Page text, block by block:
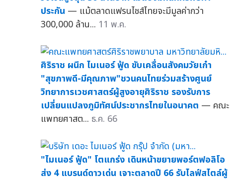
ประกัน — แม้ตลาดแฟรนไชส์ไทยจะมีมูลค่ากว่า
300,000 ล้าน... 11 พ.ค.
ศิริราช ผนึก ไมเนอร์ ฟู้ด ขับเคลื่อนสังคมวัยเก๋า
"สุขภาพดี-มีคุณภาพ"ชวนคนไทยร่วมสร้างศูนย์
วิทยาการเวชศาสตร์ผู้สูงอายุศิริราช รองรับการ
เปลี่ยนแปลงภูมิทัศน์ประชากรไทยในอนาคต — คณะ
แพทยศาสต... ธ.ค. 66
"ไมเนอร์ ฟู้ด" โตแกร่ง เดินหน้าขยายพอร์ตฟอลิโอ
ส่ง 4 แบรนด์ดาวเด่น เจาะตลาดปี 66 รับไลฟ์สไตล์ผู้